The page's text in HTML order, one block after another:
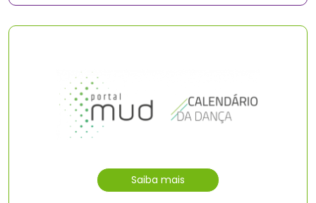
Saiba mais